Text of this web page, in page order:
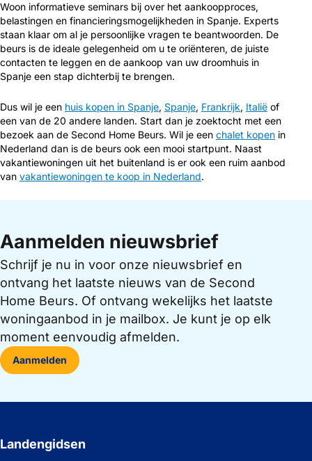
Woon informatieve seminars bij over het aankoopproces,
belastingen en financieringsmogelijkheden in Spanje. Experts
staan klaar om al je persoonlijke vragen te beantwoorden. De
beurs is de ideale gelegenheid om u te oriënteren, de juiste
contacten te leggen en de aankoop van uw droomhuis in
Spanje een stap dichterbij te brengen.
Dus wil je een huis kopen in Spanje, Spanje, Frankrijk, Italië of
een van de 20 andere landen. Start dan je zoektocht met een
bezoek aan de Second Home Beurs. Wil je een chalet kopen in
Nederland dan is de beurs ook een mooi startpunt. Naast
vakantiewoningen uit het buitenland is er ook een ruim aanbod
van vakantiewoningen te koop in Nederland.
Aanmelden nieuwsbrief
Schrijf je nu in voor onze nieuwsbrief en
ontvang het laatste nieuws van de Second
Home Beurs. Of ontvang wekelijks het laatste
woningaanbod in je mailbox. Je kunt je op elk
moment eenvoudig afmelden.
Aanmelden
Landengidsen